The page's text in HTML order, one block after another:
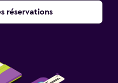
réservations